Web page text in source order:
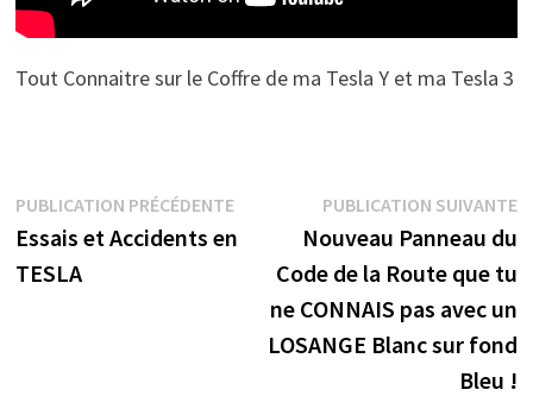
Tout Connaitre sur le Coffre de ma Tesla Y et ma Tesla 3
Navigation
de
PUBLICATION PRÉCÉDENTEPublication
précédente :
Essais et Accidents en
TESLA
PUBLICATION SUIVANTE
Nouveau Panneau du
Code de la Route que tu
ne CONNAIS pas avec un
LOSANGE Blanc sur fond
Bleu !